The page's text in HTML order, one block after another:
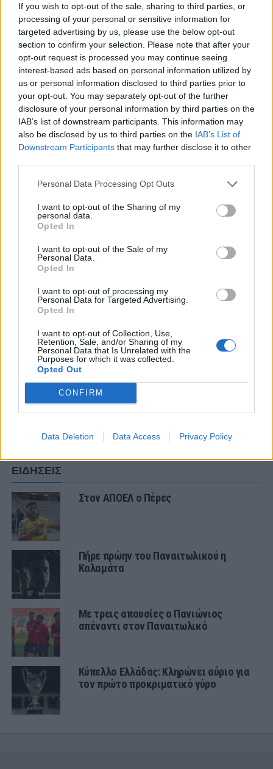
If you wish to opt-out of the sale, sharing to third parties, or
processing of your personal or sensitive information for
targeted advertising by us, please use the below opt-out
section to confirm your selection. Please note that after your
opt-out request is processed you may continue seeing
interest-based ads based on personal information utilized by
us or personal information disclosed to third parties prior to
your opt-out. You may separately opt-out of the further
disclosure of your personal information by third parties on the
IAB’s list of downstream participants. This information may
also be disclosed by us to third parties on the IAB’s List of
Downstream Participants that may further disclose it to other
Personal Data Processing Opt Outs
I want to opt-out of the Sharing of my
personal data.
Opted In
I want to opt-out of the Sale of my
Personal Data.
Opted In
I want to opt-out of processing my
Personal Data for Targeted Advertising.
Opted In
I want to opt-out of Collection, Use,
Retention, Sale, and/or Sharing of my
Personal Data that Is Unrelated with the
Purposes for which it was collected.
Opted Out
CONFIRM
Data Deletion Data Access Privacy Policy
Κουρμπέλης σκόραρε. Το 2-0 διαμόρφωσε ο
Σποράρ.
Δείτε τις καλύτερες στιγμές της
αναμέτρησης που «άνοιξε» την «αυλαία»
της αγωνιστικής στηSuper League:
ΠΑΝΑΙΤΩΛΙΚΟΣ
Θλίψη για τον θάνατο του παλαίμαχου
του Παναιτωλικού, Κώστα
Καμποσιώρα
ΕΙΔΗΣΕΙΣ
Στον ΑΠΟΕΛ ο Πέρες
Πήρε πρώην του Παναιτωλικού η
Καλαμάτα
Με τρεις απουσίες ο Πανιώνιος
απέναντι στον Παναιτωλικό
Κύπελλο Ελλάδας: Κληρώνει αύριο για
τον πρώτο προκριματικό γύρο